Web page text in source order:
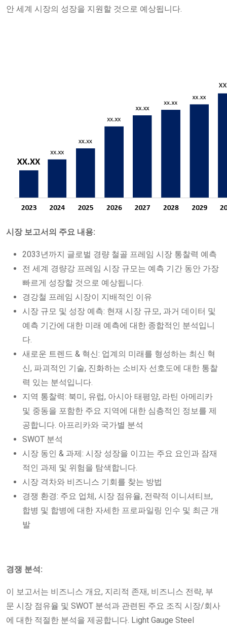
안 세계 시장의 성장을 지원할 것으로 예상됩니다.
시장 보고서의 주요 내용:
2033년까지 글로벌 경량 철골 프레임 시장 통찰력 예측
전 세계 경량강 프레임 시장 규모는 예측 기간 동안 가장
빠르게 성장할 것으로 예상됩니다.
경강철 프레임 시장이 지배적인 이유
시장 규모 및 성장 예측: 현재 시장 규모, 과거 데이터 및
예측 기간에 대한 미래 예측에 대한 종합적인 분석입니
다.
새로운 트렌드 & 혁신: 업계의 미래를 형성하는 최신 혁
신, 파괴적인 기술, 진화하는 소비자 선호도에 대한 통찰
력 있는 분석입니다.
지역 통찰력: 북미, 유럽, 아시아 태평양, 라틴 아메리카
및 중동을 포함한 주요 지역에 대한 심층적인 정보를 제
공합니다. 아프리카와 국가별 분석
SWOT 분석
시장 동인 & 과제: 시장 성장을 이끄는 주요 요인과 잠재
적인 과제 및 위험을 탐색합니다.
시장 격차와 비즈니스 기회를 찾는 방법
경쟁 환경: 주요 업체, 시장 점유율, 전략적 이니셔티브,
합병 및 합병에 대한 자세한 프로파일링 인수 및 최근 개
발
경쟁 분석:
이 보고서는 비즈니스 개요, 지리적 존재, 비즈니스 전략, 부
문 시장 점유율 및 SWOT 분석과 관련된 주요 조직 시장/회사
에 대한 적절한 분석을 제공합니다. Light Gauge Steel